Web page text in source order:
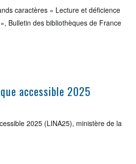
caractères « Lecture et déficience
Bulletin des bibliothèques de France
accessible 2025
2025 (LINA25), ministère de la